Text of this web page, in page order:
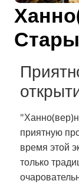
приятную
время этой
только